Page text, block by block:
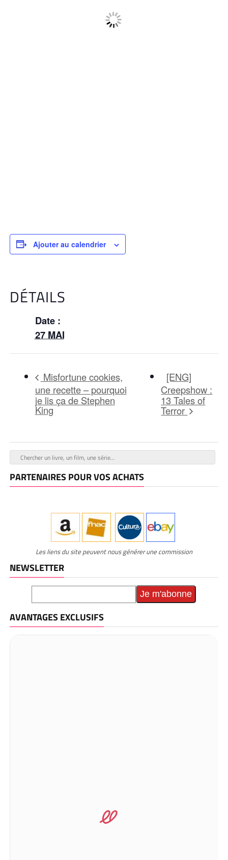
Ajouter au calendrier
DÉTAILS
Date :
27 MAI
Misfortune cookies,
une recette – pourquoi
je lis ça de Stephen
King
[ENG]
Creepshow :
13 Tales of
Terror
PARTENAIRES POUR VOS ACHATS
Les liens du site peuvent nous générer une commission
NEWSLETTER
AVANTAGES EXCLUSIFS